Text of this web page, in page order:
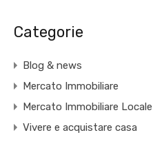
Categorie
Blog & news
Mercato Immobiliare
Mercato Immobiliare Locale
Vivere e acquistare casa